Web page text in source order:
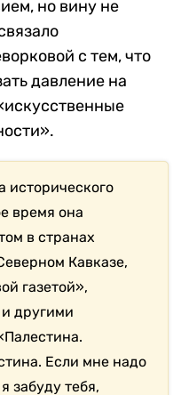
но вину не
с тем, что
давление на
исторического
время она
в странах
Кавказе,
газетой»,
другими
Если мне надо
забуду тебя,